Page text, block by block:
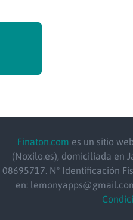
Finaton.com es un sitio
(Noxilo.es), domiciliada en
08695717. Nº Identificación
en: